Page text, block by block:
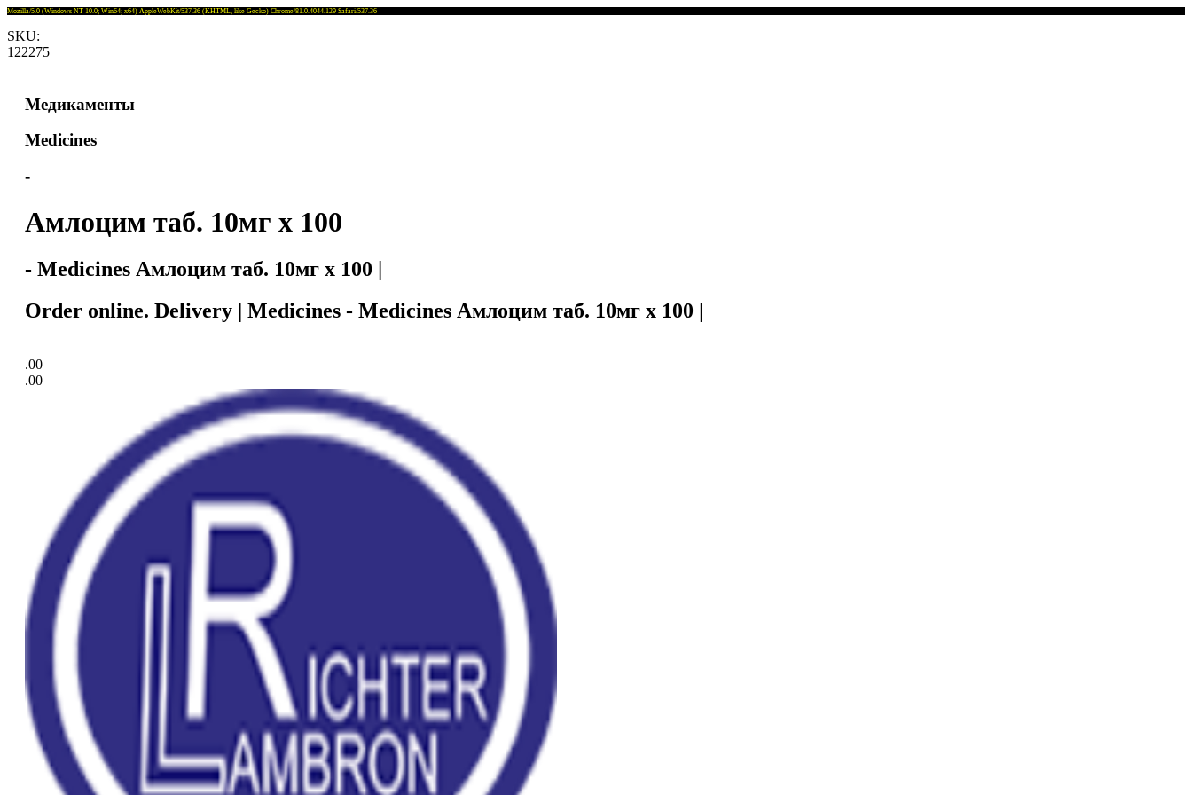
Mozilla/5.0 (Windows NT 10.0; Win64; x64) AppleWebKit/537.36 (KHTML, like Gecko) Chrome/81.0.4044.129 Safari/537.36
SKU:
122275
Медикаменты
Medicines
-
Амлоцим таб. 10мг x 100
- Medicines Амлоцим таб. 10мг x 100 |
Order online. Delivery | Medicines - Medicines Амлоцим таб. 10мг x 100 |
.00
.00